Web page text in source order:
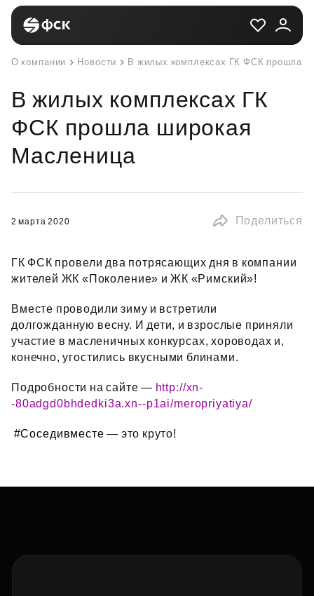
О компании Новости В жилых комплексах ГК ФСК прошла
В жилых комплексах ГК
ФСК прошла широкая
Масленица
2 марта 2020 Поделиться
ГК ФСК провели два потрясающих дня в компании
жителей ЖК «Поколение» и ЖК «Римский»!
Вместе проводили зиму и встретили
долгожданную весну. И дети, и взрослые приняли
участие в масленичных конкурсах, хороводах и,
конечно, угостились вкусными блинами.
Подробности на сайте — http://xn-
-80adgd0bhdedki3a.xn--p1ai/meropriyatiya/
#Соседивместе — это круто!